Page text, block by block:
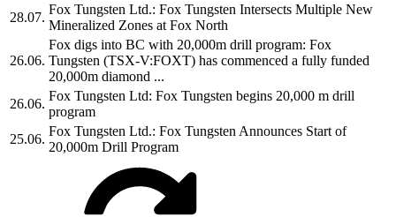
28.07.
Fox Tungsten Ltd.: Fox Tungsten Intersects Multiple New
Mineralized Zones at Fox North
26.06.
Fox digs into BC with 20,000m drill program: Fox
Tungsten (TSX-V:FOXT) has commenced a fully funded
20,000m diamond ...
26.06.
Fox Tungsten Ltd: Fox Tungsten begins 20,000 m drill
program
25.06.
Fox Tungsten Ltd.: Fox Tungsten Announces Start of
20,000m Drill Program